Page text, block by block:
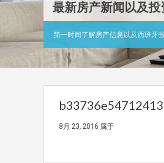
最新房产新闻以及投
第一时间了解房产信息以及西班牙
8月 23, 2016 属于